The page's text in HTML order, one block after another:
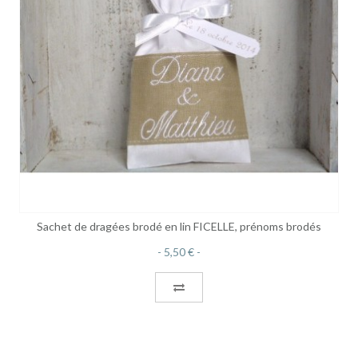
Sachet de dragées brodé en lin FICELLE, prénoms brodés
5,50 €